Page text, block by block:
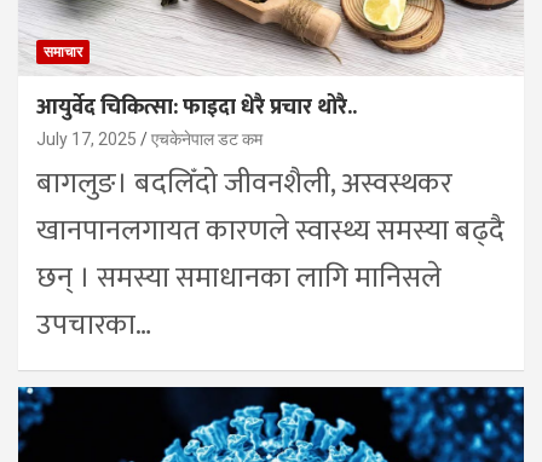
समाचार
आयुर्वेद चिकित्सा: फाइदा धेरै प्रचार थोरै..
July 17, 2025 एचकेनेपाल डट कम
बागलुङ। बदलिँदो जीवनशैली, अस्वस्थकर
खानपानलगायत कारणले स्वास्थ्य समस्या बढ्दै
छन् । समस्या समाधानका लागि मानिसले
उपचारका…